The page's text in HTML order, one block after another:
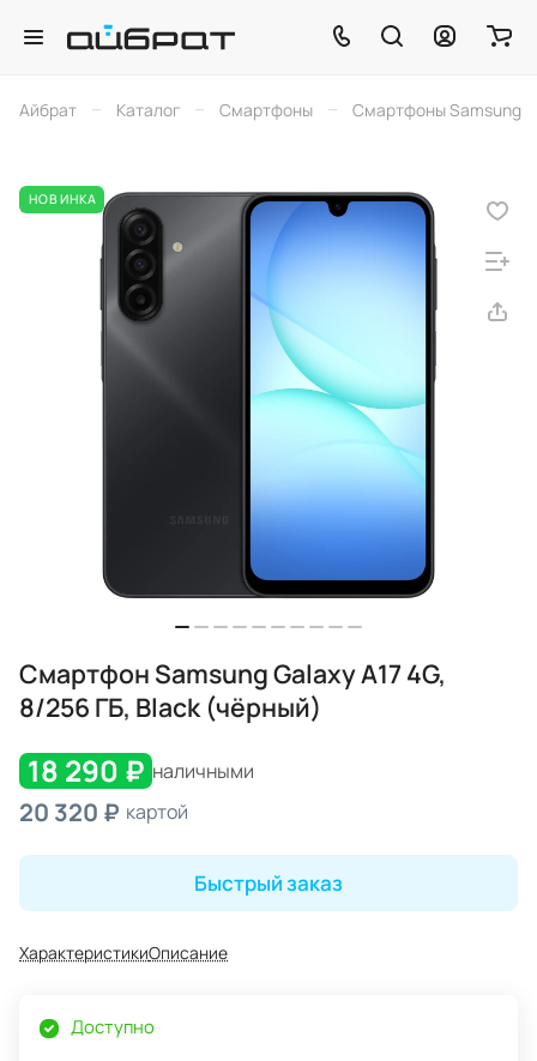
Айбрат – Каталог – Смартфоны – Смартфоны Samsung
НОВИНКА
Смартфон Samsung Galaxy A17 4G,
8/256 ГБ, Black (чёрный)
18 290 ₽ наличными
20 320 ₽ картой
Быстрый заказ
ХарактеристикиОписание
Доступно